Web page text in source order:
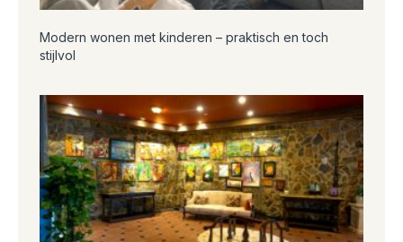
Modern wonen met kinderen – praktisch en toch
stijlvol